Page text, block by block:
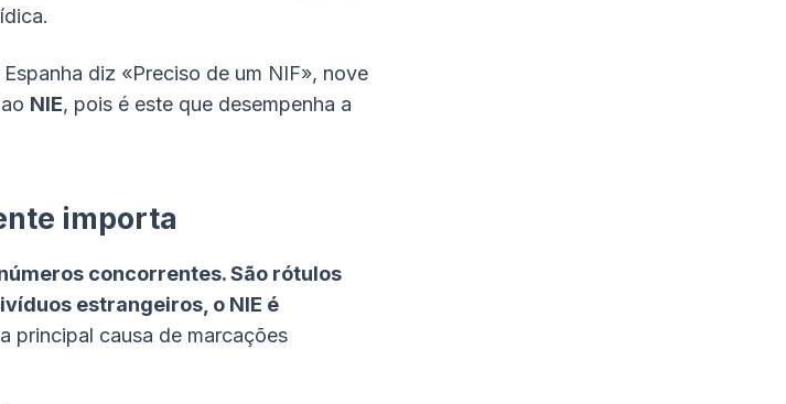
diz «Preciso de um NIF», nove
NIE, pois é este que desempenha a
importa
concorrentes. São rótulos
estrangeiros, o NIE é
principal causa de marcações